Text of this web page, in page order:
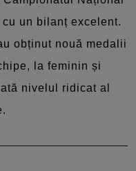
un bilanț excelent.
obținut nouă medalii
la feminin și
nivelul ridicat al